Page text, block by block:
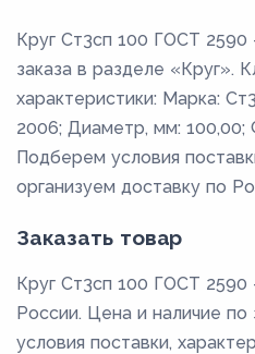
Круг Ст3сп 100 ГОСТ 2590
заказа в разделе «Круг».
характеристики: Марка:
2006; Диаметр, мм: 100,00;
Подберем условия
организуем доставку по
Заказать товар
Круг Ст3сп 100 ГОСТ 2590
России. Цена и наличие по
условия поставки,